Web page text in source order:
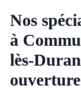
Nos
à
lès-